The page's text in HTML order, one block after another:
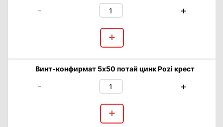
- +
+
Винт-конфирмат 5х50 потай цинк Pozi крест
- +
+